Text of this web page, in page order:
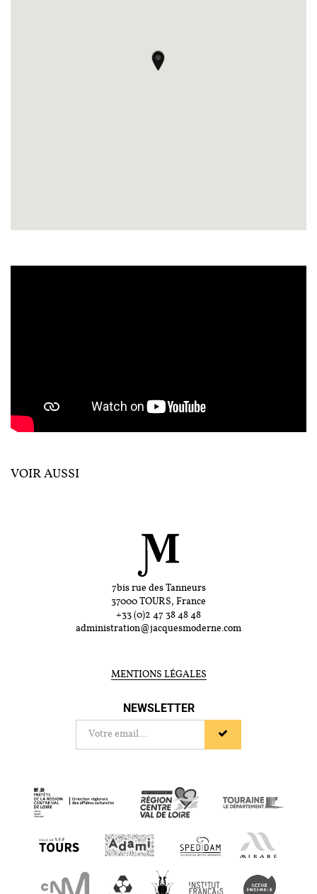
VOIR AUSSI
7bis rue des Tanneurs
37000 TOURS, France
+33 (0)2 47 38 48 48
administration@jacquesmoderne.com
MENTIONS LÉGALES
NEWSLETTER